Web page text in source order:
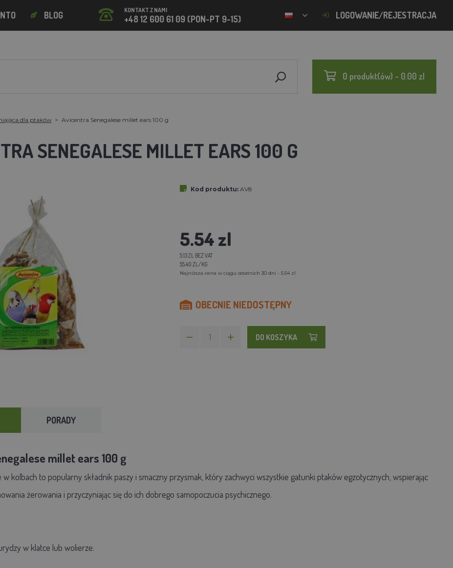
BLOG KONTAKT Z NAMI
+48 12 600 61 09 (PON-PT 9-15) LOGOWANIE/REJESTRACJA
0 produkt(ów) - 0.00 zl
dla ptaków Avicentra Senegalese millet ears 100 g
SENEGALESE MILLET EARS 100 G
Kod produktu: AV8
5.54 zl
5.13 ZL BEZ VAT
55.40 ZL/KG
Najniższa cena w ciągu ostatnich 30 dni - 5.54 zl
OBECNIE NIEDOSTĘPNY
DO KOSZYKA
PORADY
millet ears 100 g
w kolbach to popularny składnik paszy i smaczny przysmak, który zachwyci wszystkie gatunki ptaków egzotycznych, wspierając
żerowania i przyczyniając się do ich dobrego samopoczucia psychicznego.
w klatce lub wolierze.